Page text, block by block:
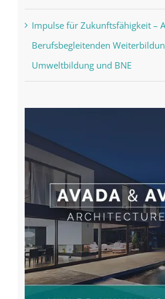
Impulse für Zukunftsfähigkeit –
Berufsbegleitenden
Umweltbildung und BNE